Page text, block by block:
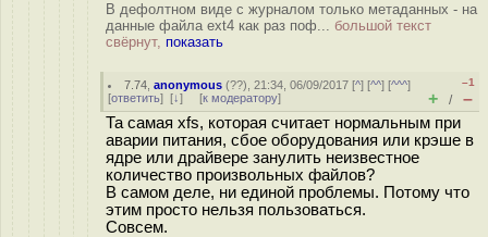
В дефолтном виде с журналом только метаданных - на
данные файла ext4 как раз поф... большой текст
свёрнут, показать
7.74 ,anonymous (??), 21:34, 06/09/2017 [^] [^^] [^^^]
[ответить] [↓] [к модератору]
–1
+ / –
Та самая xfs, которая считает нормальным при
аварии питания, сбое оборудования или крэше в
ядре или драйвере занулить неизвестное
количество произвольных файлов?
В самом деле, ни единой проблемы. Потому что
этим просто нельзя пользоваться.
Совсем.